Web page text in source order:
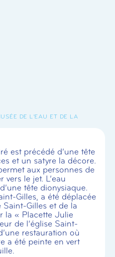
DE L'EAU ET DE LA
est précédé d’une tête
et un satyre la décore.
aux personnes de
le jet. L’eau
tête dionysiaque.
Gilles, a été déplacée
Gilles et de la
la « Placette Julie
de l’église Saint-
restauration où
a été peinte en vert